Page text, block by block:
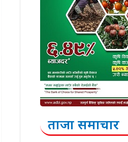
ताजा समाचार